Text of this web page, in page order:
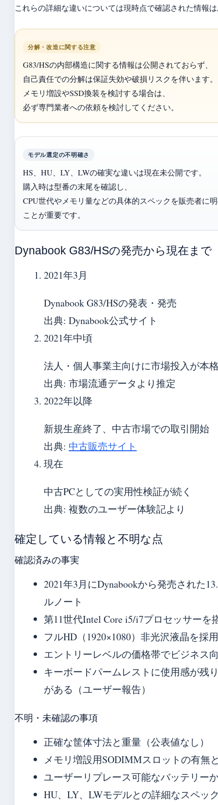
これらの詳細な違いについては現時点で確認された情報
分解・改造に関する注意
G83/HSの内部構造に関する情報は公開されておらず、
自己責任での分解は保証失効や破損リスクを伴います。
メモリ増設やSSD換装を検討する場合は、
必ず専門業者への依頼を検討してください。
モデル選定の不明確さ
HS、HU、LY、LWの確実な違いは現在未公開です。
購入時は型番の末尾を確認し、
CPU世代やメモリ量などの具体的スペックを販売者に
ことが重要です。
Dynabook G83/HSの発売から現在まで
2021年3月
Dynabook G83/HSの発表・発売
出典: Dynabook公式サイト
2021年中頃
法人・個人事業主向けに市場投入が本
出典: 市場流通データより推定
2022年以降
新規生産終了、中古市場での取引開始
出典: 中古販売サイト
現在
中古PCとしての実用性検証が続く
出典: 複数のユーザー体験記より
確定している情報と不明な点
確認済みの事実
2021年3月にDynabookから発売された
ルノート
第11世代Intel Core i5/i7プロセッサーを
フルHD（1920×1080）非光沢液晶を採用
エントリーレベルの価格帯でビジネス
キーボードパームレストに使用感が残
がある（ユーザー報告）
不明・未確認の事項
正確な筐体寸法と重量（公表値なし）
メモリ増設用SODIMMスロットの有無
ユーザーリプレース可能なバッテリー
HU、LY、LWモデルとの詳細なスペッ